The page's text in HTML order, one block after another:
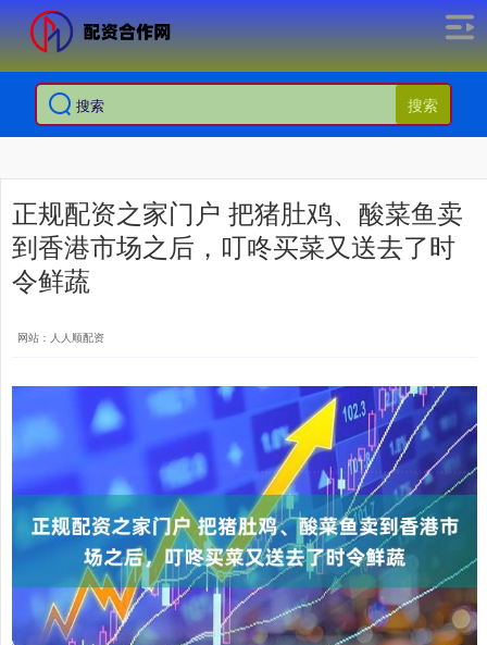
搜索
正规配资之家门户 把猪肚鸡、酸菜鱼卖
到香港市场之后，叮咚买菜又送去了时
令鲜蔬
网站：人人顺配资